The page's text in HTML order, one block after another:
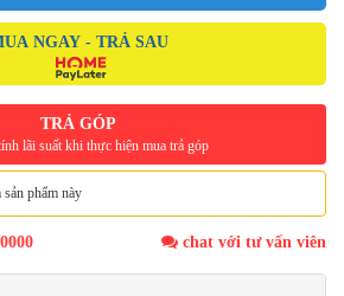
NGAY - TRẢ SAU
TRẢ GÓP
lãi suất khi thực hiện mua trả góp
phẩm này
chat với tư vấn viên